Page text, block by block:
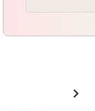
chevron_right